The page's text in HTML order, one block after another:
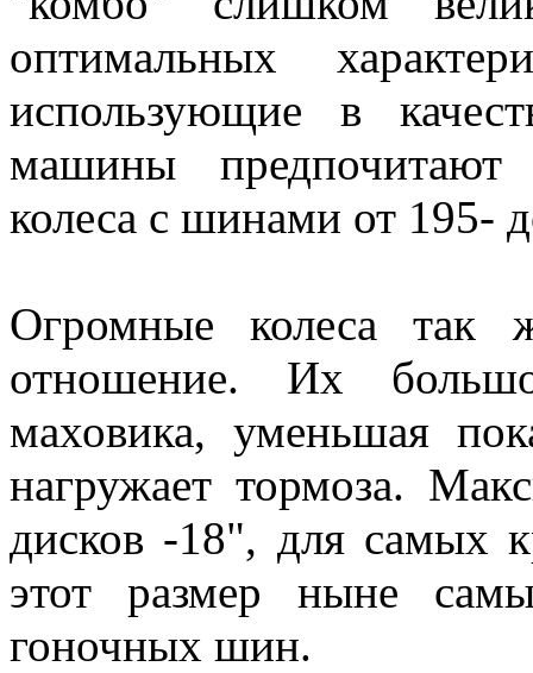
оптимальных
использующие в
машины
колеса с шинами от 195-
Огромные колеса так
отношение. Их
маховика, уменьшая
нагружает тормоза.
дисков -18", для самых
этот размер ныне
гоночных шин.